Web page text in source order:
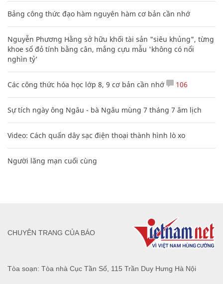
Bảng công thức đạo hàm nguyên hàm cơ bản cần nhớ
Nguyễn Phương Hằng sở hữu khối tài sản "siêu khủng", từng
khoe sổ đỏ tính bằng cân, mắng cựu mẫu 'không có nổi
nghìn tỷ'
Các công thức hóa học lớp 8, 9 cơ bản cần nhớ 106
Sự tích ngày ông Ngâu - bà Ngâu mùng 7 tháng 7 âm lịch
Video: Cách quấn dây sạc điện thoại thành hình lò xo
Người lãng mạn cuối cùng
Tòa soạn: Tòa nhà Cục Tần Số, 115 Trần Duy Hưng Hà Nội
CHUYÊN TRANG CỦA BÁO